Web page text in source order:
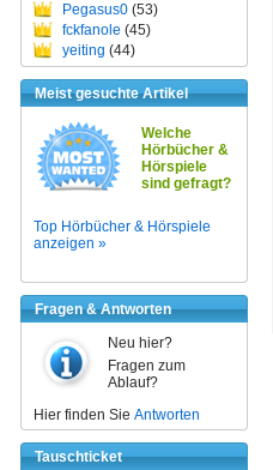
Pegasus0 (53)
fckfanole (45)
yeiting (44)
Meist gesuchte Artikel
Welche
Hörbücher &
Hörspiele
sind gefragt?
Top Hörbücher & Hörspiele
anzeigen »
Fragen & Antworten
Neu hier?
Fragen zum
Ablauf?
Hier finden Sie Antworten
Tauschticket